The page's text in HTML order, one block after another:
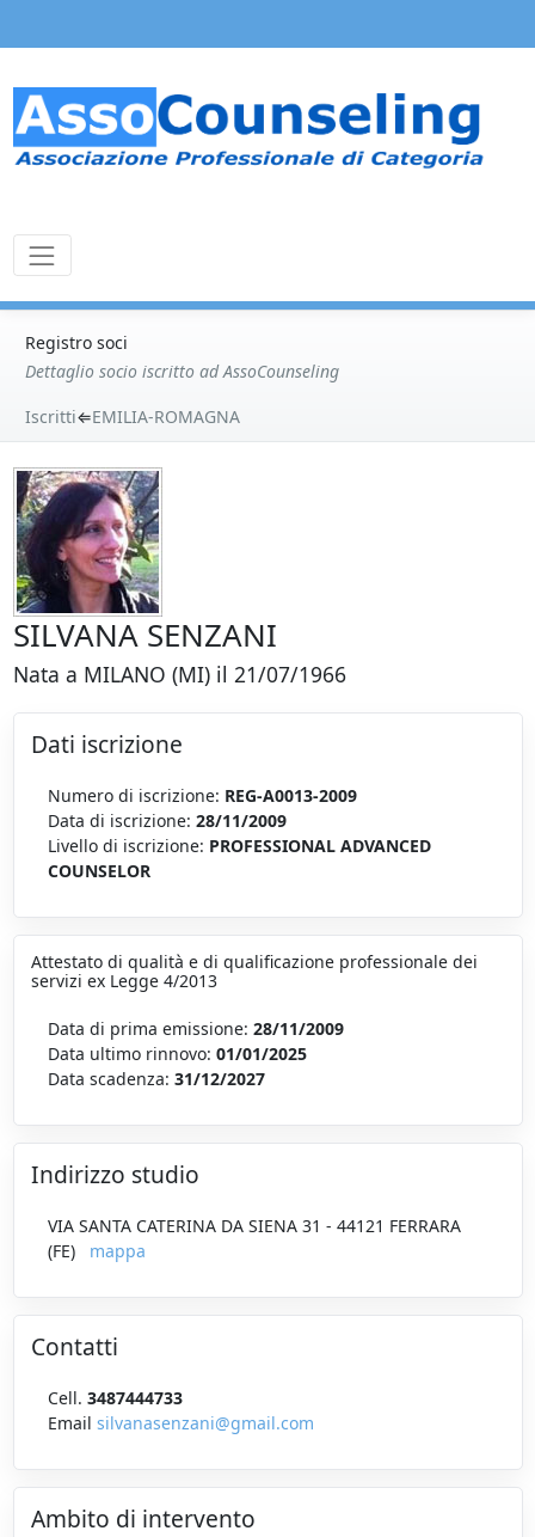
Registro soci
Dettaglio socio iscritto ad AssoCounseling
Iscritti⇐EMILIA-ROMAGNA
SILVANA SENZANI
Nata a MILANO (MI) il 21/07/1966
Dati iscrizione
Numero di iscrizione: REG-A0013-2009
Data di iscrizione: 28/11/2009
Livello di iscrizione: PROFESSIONAL ADVANCED
COUNSELOR
Attestato di qualità e di qualificazione professionale dei
servizi ex Legge 4/2013
Data di prima emissione: 28/11/2009
Data ultimo rinnovo: 01/01/2025
Data scadenza: 31/12/2027
Indirizzo studio
VIA SANTA CATERINA DA SIENA 31 - 44121 FERRARA
(FE)
mappa
Contatti
Cell. 3487444733
Email silvanasenzani@gmail.com
Ambito di intervento